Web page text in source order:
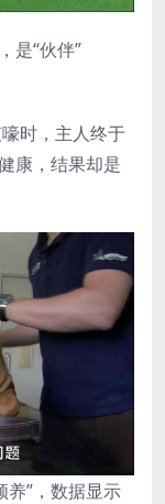
是“伙伴”
时，主人终于
康，结果却是
养”，数据显示